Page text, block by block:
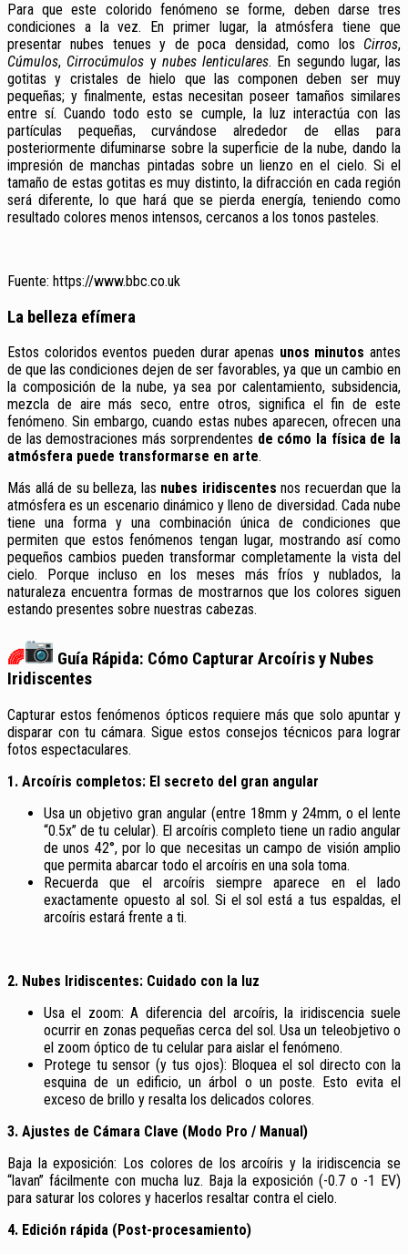
Para que este colorido fenómeno se forme, deben darse tres
condiciones a la vez. En primer lugar, la atmósfera tiene que
presentar nubes tenues y de poca densidad, como los Cirros,
Cúmulos, Cirrocúmulos y nubes lenticulares. En segundo lugar, las
gotitas y cristales de hielo que las componen deben ser muy
pequeñas; y finalmente, estas necesitan poseer tamaños similares
entre sí. Cuando todo esto se cumple, la luz interactúa con las
partículas pequeñas, curvándose alrededor de ellas para
posteriormente difuminarse sobre la superficie de la nube, dando la
impresión de manchas pintadas sobre un lienzo en el cielo. Si el
tamaño de estas gotitas es muy distinto, la difracción en cada región
será diferente, lo que hará que se pierda energía,teniendo como
resultado colores menos intensos, cercanos a los tonos pasteles.
Fuente: https://www.bbc.co.uk
La belleza efímera
Estos coloridos eventos pueden durar apenas unos minutos antes
de que las condiciones dejen de ser favorables, ya que un cambio en
la composición de la nube, ya sea por calentamiento, subsidencia,
mezcla de aire más seco, entre otros, significa el fin de este
fenómeno. Sin embargo, cuando estas nubes aparecen, ofrecen una
de las demostraciones más sorprendentes de cómo la física de la
atmósfera puede transformarse en arte.
Más allá de su belleza, las nubes iridiscentes nos recuerdan que la
atmósfera es un escenario dinámico y lleno de diversidad. Cada nube
tiene una forma y una combinación única de condiciones que
permiten que estos fenómenos tengan lugar, mostrando así como
pequeños cambios pueden transformar completamente la vista del
cielo. Porque incluso en los meses más fríos y nublados, la
naturaleza encuentra formas de mostrarnos que los colores siguen
estando presentes sobre nuestras cabezas.
🌈
Guía Rápida: Cómo Capturar Arcoíris y Nubes
Iridiscentes
Capturar estos fenómenos ópticos requiere más que solo apuntar y
disparar con tu cámara. Sigue estos consejos técnicos para lograr
fotos espectaculares.
1. Arcoíris completos: El secreto del gran angular
Usa un objetivo gran angular (entre 18mm y 24mm, o el lente
“0.5x” de tu celular). El arcoíris completo tiene un radio angular
de unos 42°, por lo que necesitas un campo de visión amplio
que permita abarcar todo el arcoíris en una sola toma.
Recuerda que el arcoíris siempre aparece en el lado
exactamente opuesto al sol. Si el sol está a tus espaldas, el
arcoíris estará frente a ti.
2. Nubes Iridiscentes: Cuidado con la luz
Usa el zoom: A diferencia del arcoíris, la iridiscencia suele
ocurrir en zonas pequeñas cerca del sol. Usa un teleobjetivo o
el zoom óptico de tu celular para aislar el fenómeno.
Protege tu sensor (y tus ojos): Bloquea el sol directo con la
esquina de un edificio, un árbol o un poste. Esto evita el
exceso de brillo y resalta los delicados colores.
3. Ajustes de Cámara Clave (Modo Pro / Manual)
Baja la exposición: Los colores de los arcoíris y la iridiscencia se
“lavan” fácilmente con mucha luz. Baja la exposición (-0.7 o -1 EV)
para saturar los colores y hacerlos resaltar contra el cielo.
4. Edición rápida (Post-procesamiento)